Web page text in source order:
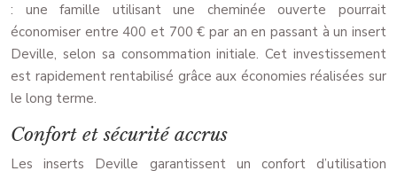
: une famille utilisant une cheminée ouverte pourrait
économiser entre 400 et 700 € par an en passant à un insert
Deville, selon sa consommation initiale. Cet investissement
est rapidement rentabilisé grâce aux économies réalisées sur
le long terme.
Confort et sécurité accrus
Les inserts Deville garantissent un confort d’utilisation